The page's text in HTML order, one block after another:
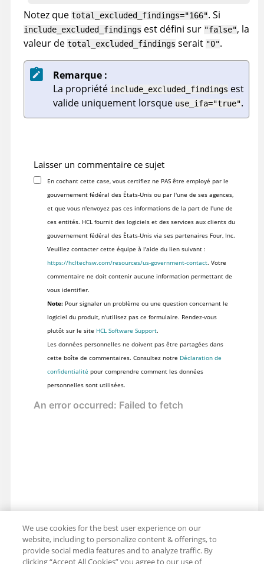
Notez que total_excluded_findings="166". Si
include_excluded_findings est défini sur "false", la
valeur de total_excluded_findings serait "0".
Remarque :
La propriété include_excluded_findings est
valide uniquement lorsque use_ifa="true".
Laisser un commentaire ce sujet
En cochant cette case, vous certifiez ne PAS être employé par le
gouvernement fédéral des États-Unis ou par l'une de ses agences,
et que vous n'envoyez pas ces informations de la part de l'une de
ces entités. HCL fournit des logiciels et des services aux clients du
gouvernement fédéral des États-Unis via ses partenaires Four, Inc.
Veuillez contacter cette équipe à l'aide du lien suivant :
https://hcltechsw.com/resources/us-government-contact. Votre
commentaire ne doit contenir aucune information permettant de
vous identifier.
Note:Pour signaler un problème ou une question concernant le
logiciel du produit, n'utilisez pas ce formulaire. Rendez-vous
plutôt sur le site HCL Software Support.
Les données personnelles ne doivent pas être partagées dans
cette boîte de commentaires. Consultez notre Déclaration de
confidentialité pour comprendre comment les données
personnelles sont utilisées.
We use cookies for the best user experience on our
website, including to personalize content & offerings, to
provide social media features and to analyze traffic. By
clicking “Accept All Cookies” you agree to our use of